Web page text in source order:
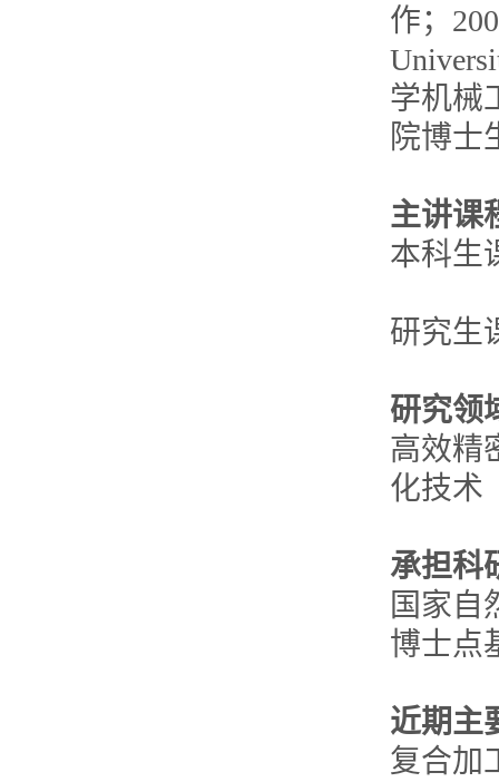
作；
学机械
院博士
主讲课
本科生
研究生
研究领
高效精
化技术
承担科
国家自
博士点
近期主
复合加